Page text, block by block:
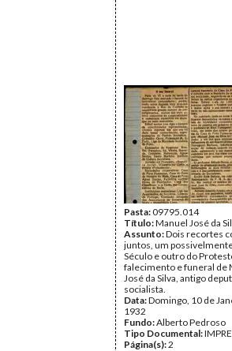
Pasta:09795.014
Título:Manuel José da
Assunto:Dois recortes
juntos, um
Século e outro do
falecimento e funeral de
José da Silva, antigo
socialista.
Data:Domingo, 10 de
1932
Fundo:Alberto Pedroso
Tipo Documental:
Página(s):2